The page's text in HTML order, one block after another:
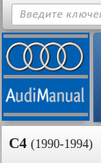
С4 (1990-1994)